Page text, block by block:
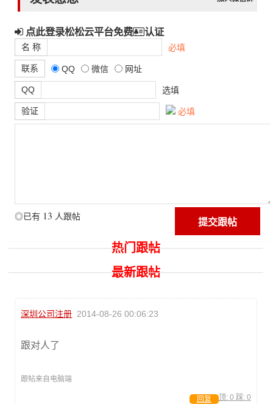
点此登录松松云平台免费 认证
名 称 必填
联系 QQ 微信 网址
QQ 选填
验证 必填
◎已有 13 人跟帖
热门跟帖
最新跟帖
深圳公司注册 2014-08-26 00:06:23
跟对人了
跟帖来自电脑端
顶: 0 踩: 0
回复